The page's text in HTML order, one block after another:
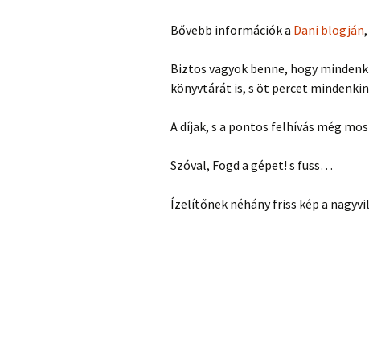
Bővebb információk a Dani blogján
Biztos vagyok benne, hogy
könyvtárát is, s öt percet
A díjak, s a pontos felhívás még
Szóval, Fogd a gépet! s fuss…
Ízelítőnek néhány friss kép a